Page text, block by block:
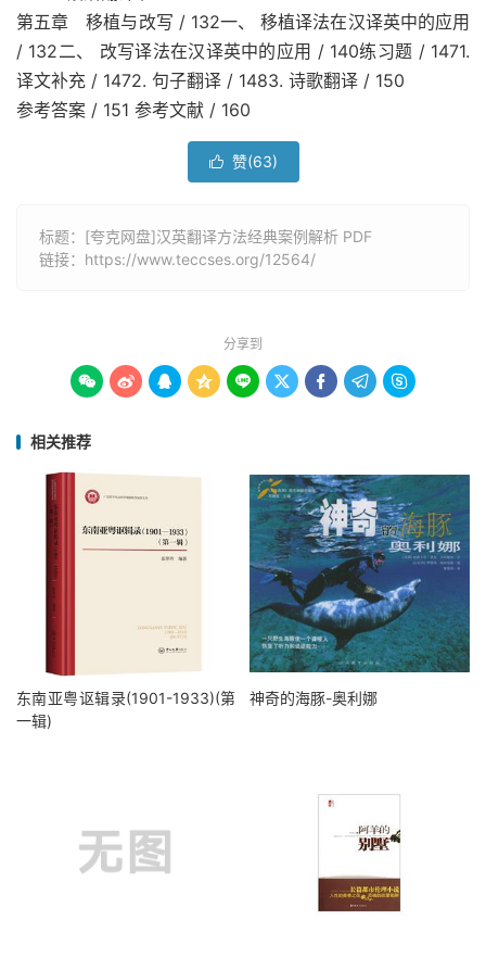
第五章 移植与改写 / 132一、 移植译法在汉译英中的应用
/ 132二、 改写译法在汉译英中的应用 / 140练习题 / 1471.
译文补充 / 1472. 句子翻译 / 1483. 诗歌翻译 / 150
参考答案 / 151 参考文献 / 160
 赞(63)
标题：[夸克网盘]汉英翻译方法经典案例解析 PDF
链接： https://www.teccses.org/12564/
分享到
        
相关推荐
东南亚粤讴辑录(1901-1933)(第
一辑)
神奇的海豚-奥利娜